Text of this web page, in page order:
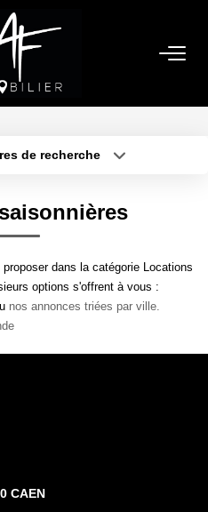
Nous
Équipe
de recherche
Plus de critères
dans la catégorie Locations
options s'offrent à vous :
nos annonces triées par ville.
CAEN